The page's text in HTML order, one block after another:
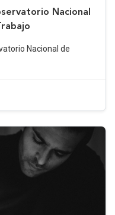
Nacional
Nacional de